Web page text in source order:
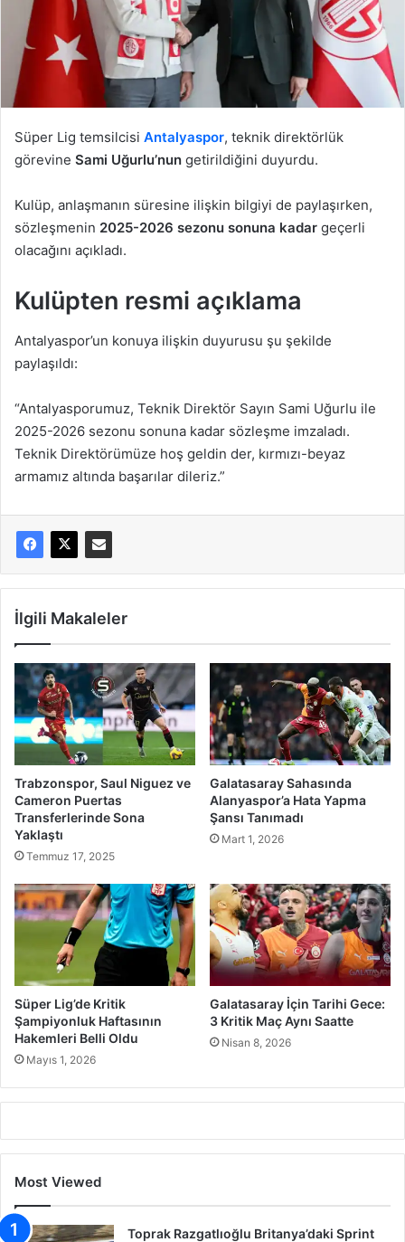
Süper Lig temsilcisi Antalyaspor, teknik direktörlük
görevine Sami Uğurlu’nun getirildiğini duyurdu.
Kulüp, anlaşmanın süresine ilişkin bilgiyi de paylaşırken,
sözleşmenin 2025-2026 sezonu sonuna kadar geçerli
olacağını açıkladı.
Kulüpten resmi açıklama
Antalyaspor’un konuya ilişkin duyurusu şu şekilde
paylaşıldı:
“Antalyasporumuz, Teknik Direktör Sayın Sami Uğurlu ile
2025-2026 sezonu sonuna kadar sözleşme imzaladı.
Teknik Direktörümüze hoş geldin der, kırmızı-beyaz
armamız altında başarılar dileriz.”
İlgili Makaleler
Trabzonspor, Saul Niguez ve
Cameron Puertas
Transferlerinde Sona
Yaklaştı
Temmuz 17, 2025
Galatasaray Sahasında
Alanyaspor’a Hata Yapma
Şansı Tanımadı
Mart 1, 2026
Süper Lig’de Kritik
Şampiyonluk Haftasının
Hakemleri Belli Oldu
Mayıs 1, 2026
Galatasaray İçin Tarihi Gece:
3 Kritik Maç Aynı Saatte
Nisan 8, 2026
Most Viewed
Toprak Razgatlıoğlu Britanya’daki Sprint